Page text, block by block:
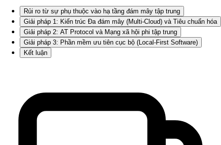
Rủi ro từ sự phụ thuộc vào hạ tầng đám mây tập trung
Giải pháp 1: Kiến trúc Đa đám mây (Multi-Cloud) và Tiêu chuẩn hóa
Giải pháp 2: AT Protocol và Mạng xã hội phi tập trung
Giải pháp 3: Phần mềm ưu tiên cục bộ (Local-First Software)
Kết luận